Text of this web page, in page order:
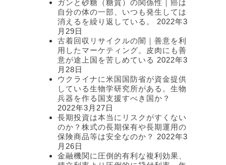
ガンと砂糖（糖質）の関係性｜癌は
自分の体の一部、いつも発生しては
消えるを繰り返している。
2022年3
月29日
古着回収リサイクルの闇｜善意を利
用したマーケティング。皮肉にも善
意が途上国を苦しめている 2022年3
月28日
ウクライナに米国国防省が資金提供
している生物学研究所がある。生物
兵器を作る国支援すべき国か？
2022年3月27日
長期投資は本当にリスクがすくない
のか？株式の長期保有や長期運用の
保険商品等は安全なのか？
2022年3
月26日
金融機関に圧倒的有利な複利効果、